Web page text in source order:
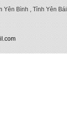
Yên Bình , Tỉnh Yên Bái